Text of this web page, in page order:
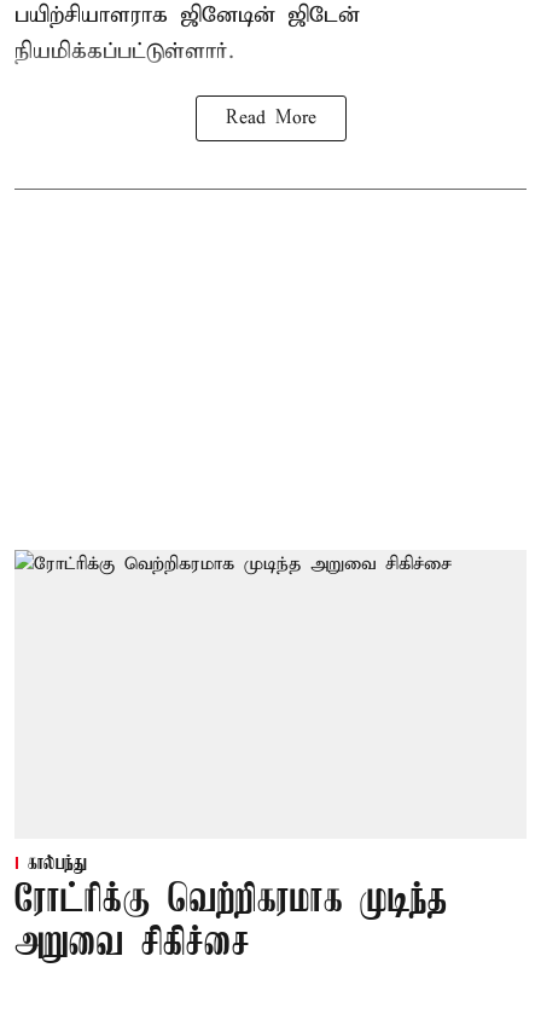
பயிற்சியாளராக ஜினேடின் ஜிடேன்
நியமிக்கப்பட்டுள்ளார்.
Read More
கால்பந்து
ரோட்ரிக்கு வெற்றிகரமாக முடிந்த
அறுவை சிகிச்சை